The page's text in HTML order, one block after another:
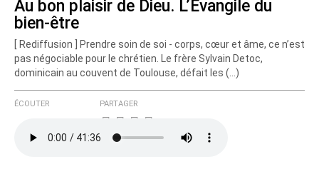
Au bon plaisir de Dieu. L’Evangile du
bien-être
[ Rediffusion ] Prendre soin de soi - corps, cœur et âme, ce n’est
pas négociable pour le chrétien. Le frère Sylvain Detoc,
dominicain au couvent de Toulouse, défait les (…)
ÉCOUTER PARTAGER